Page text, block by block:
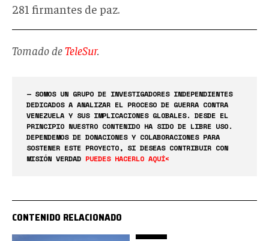
281 firmantes de paz.
Tomado deTeleSur.
— SOMOS UN GRUPO DE INVESTIGADORES INDEPENDIENTES
DEDICADOS A ANALIZAR EL PROCESO DE GUERRA CONTRA
VENEZUELA Y SUS IMPLICACIONES GLOBALES. DESDE EL
PRINCIPIO NUESTRO CONTENIDO HA SIDO DE LIBRE USO.
DEPENDEMOS DE DONACIONES Y COLABORACIONES PARA
SOSTENER ESTE PROYECTO, SI DESEAS CONTRIBUIR CON
MISIÓN VERDAD PUEDES HACERLO AQUÍ<
CONTENIDO RELACIONADO